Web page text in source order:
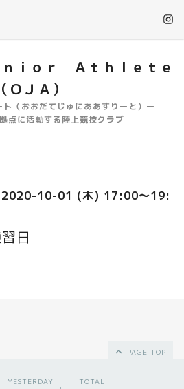
ｉｏｒ Ａｔｈｌｅｔｅ
（ＯＪＡ）
（おおだてじゅにああすりーと）ー
点に活動する陸上競技クラブ
2020-10-01 (木) 17:00～19:
日
PAGE TOP
YESTERDAY TOTAL